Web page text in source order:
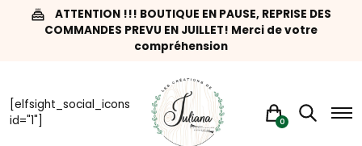
ATTENTION !!! BOUTIQUE EN PAUSE, REPRISE DES
COMMANDES PREVU EN JUILLET! Merci de votre
compréhension
[elfsight_social_icons
id="1"]
0